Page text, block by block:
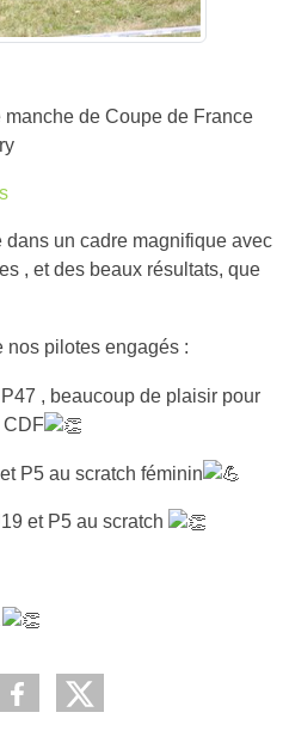
manche de Coupe de France
un cadre magnifique avec
, et des beaux résultats, que
nos pilotes engagés :
, beaucoup de plaisir pour
CDF
P5 au scratch féminin
et P5 au scratch